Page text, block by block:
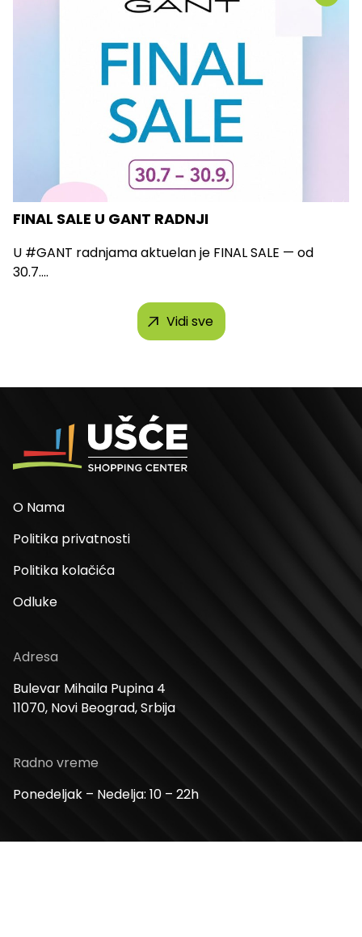
FINAL SALE U GANT RADNJI
U #GANT radnjama aktuelan je FINAL SALE — od
30.7....
Vidi sve
O Nama
Politika privatnosti
Politika kolačića
Odluke
Adresa
Bulevar Mihaila Pupina 4
11070, Novi Beograd, Srbija
Radno vreme
Ponedeljak – Nedelja: 10 – 22h